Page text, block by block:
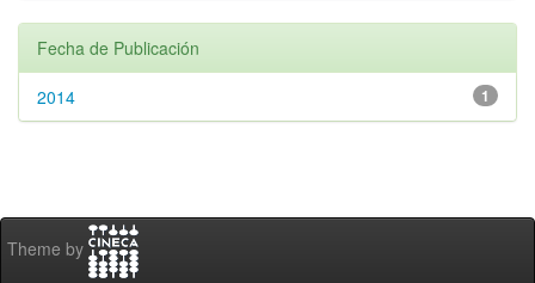
Fecha de Publicación
1
2014
Theme by